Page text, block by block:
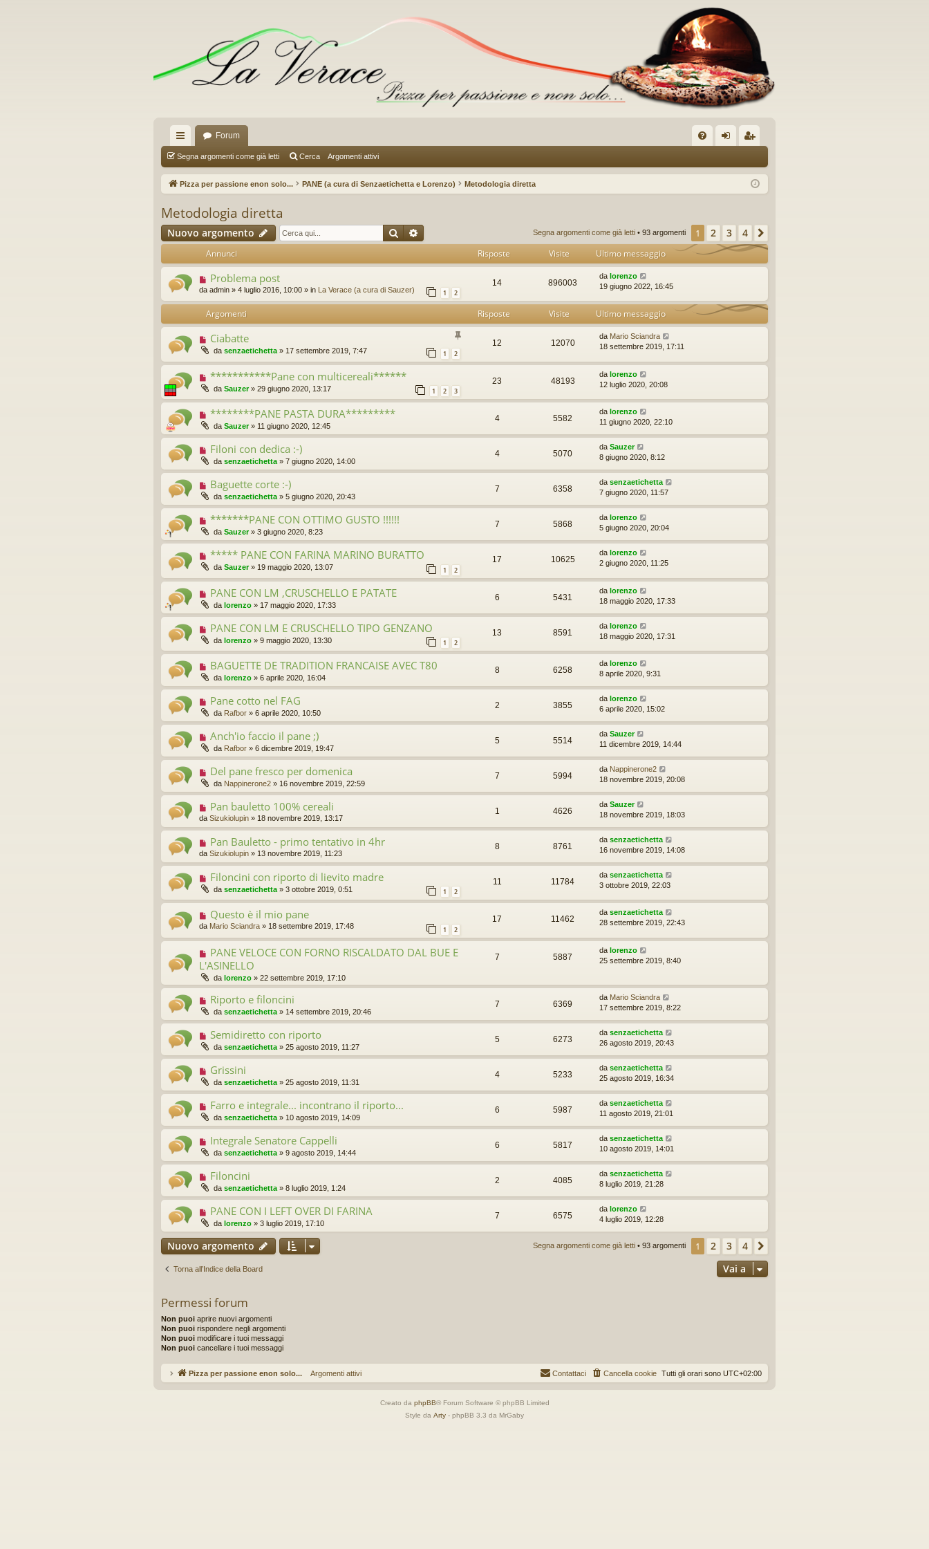
oll
eg
m
en
R
ap
idi
Forum
Q in riv
Segna argomenti come già letti Cerca Argomenti attivi
Pizza per passione enon solo... PANE (a cura di Senzaetichetta e Lorenzo) Metodologia diretta
Metodologia diretta
Nuovo argomento CercaRicerca avanzata Segna argomenti come già letti • 93 argomenti 1 2 3 4
Annunci Risposte Visite Ultimo messaggio
Problema post
da admin » 4 luglio 2016, 10:00 » in La Verace (a cura di Sauzer) 1 2
14 896003
da lorenzo
19 giugno 2022, 16:45
Argomenti Risposte Visite Ultimo messaggio
Ciabatte
da senzaetichetta» 17 settembre 2019, 7:47 1 2
12 12070
da Mario Sciandra
18 settembre 2019, 17:11
***********Pane con multicereali******
da Sauzer» 29 giugno 2020, 13:17 1 2 3
23 48193
da lorenzo
12 luglio 2020, 20:08
********PANE PASTA DURA*********
da Sauzer» 11 giugno 2020, 12:45
4 5582
da lorenzo
11 giugno 2020, 22:10
Filoni con dedica :-)
da senzaetichetta » 7 giugno 2020, 14:00
4 5070
da Sauzer
8 giugno 2020, 8:12
Baguette corte :-)
da senzaetichetta » 5 giugno 2020, 20:43
7 6358
da senzaetichetta
7 giugno 2020, 11:57
*******PANE CON OTTIMO GUSTO !!!!!!
da Sauzer» 3 giugno 2020, 8:23
7 5868
da lorenzo
5 giugno 2020, 20:04
***** PANE CON FARINA MARINO BURATTO
da Sauzer» 19 maggio 2020, 13:07 1 2
17 10625
da lorenzo
2 giugno 2020, 11:25
PANE CON LM ,CRUSCHELLO E PATATE
da lorenzo » 17 maggio 2020, 17:33
6 5431
da lorenzo
18 maggio 2020, 17:33
PANE CON LM E CRUSCHELLO TIPO GENZANO
da lorenzo » 9 maggio 2020, 13:30 1 2
13 8591
da lorenzo
18 maggio 2020, 17:31
BAGUETTE DE TRADITION FRANCAISE AVEC T80
da lorenzo » 6 aprile 2020, 16:04
8 6258
da lorenzo
8 aprile 2020, 9:31
Pane cotto nel FAG
da Rafbor » 6 aprile 2020, 10:50
2 3855
da lorenzo
6 aprile 2020, 15:02
Anch'io faccio il pane ;)
da Rafbor » 6 dicembre 2019, 19:47
5 5514
da Sauzer
11 dicembre 2019, 14:44
Del pane fresco per domenica
da Nappinerone2 » 16 novembre 2019, 22:59
7 5994
da Nappinerone2
18 novembre 2019, 20:08
Pan bauletto 100% cereali
da Sizukiolupin » 18 novembre 2019, 13:17
1 4626
da Sauzer
18 novembre 2019, 18:03
Pan Bauletto - primo tentativo in 4hr
da Sizukiolupin » 13 novembre 2019, 11:23
8 8761
da senzaetichetta
16 novembre 2019, 14:08
Filoncini con riporto di lievito madre
da senzaetichetta » 3 ottobre 2019, 0:51 1 2
11 11784
da senzaetichetta
3 ottobre 2019, 22:03
Questo è il mio pane
da Mario Sciandra » 18 settembre 2019, 17:48 1 2
17 11462
da senzaetichetta
28 settembre 2019, 22:43
PANE VELOCE CON FORNO RISCALDATO DAL BUE E
L'ASINELLO
da lorenzo » 22 settembre 2019, 17:10
7 5887
da lorenzo
25 settembre 2019, 8:40
Riporto e filoncini
da senzaetichetta » 14 settembre 2019, 20:46
7 6369
da Mario Sciandra
17 settembre 2019, 8:22
Semidiretto con riporto
da senzaetichetta » 25 agosto 2019, 11:27
5 6273
da senzaetichetta
26 agosto 2019, 20:43
Grissini
da senzaetichetta » 25 agosto 2019, 11:31
4 5233
da senzaetichetta
25 agosto 2019, 16:34
Farro e integrale... incontrano il riporto...
da senzaetichetta » 10 agosto 2019, 14:09
6 5987
da senzaetichetta
11 agosto 2019, 21:01
Integrale Senatore Cappelli
da senzaetichetta » 9 agosto 2019, 14:44
6 5817
da senzaetichetta
10 agosto 2019, 14:01
Filoncini
da senzaetichetta » 8 luglio 2019, 1:24
2 4085
da senzaetichetta
8 luglio 2019, 21:28
PANE CON I LEFT OVER DI FARINA
da lorenzo » 3 luglio 2019, 17:10
7 6575
da lorenzo
4 luglio 2019, 12:28
Nuovo argomento Segna argomenti come già letti • 93 argomenti 1 2 3 4
Torna all’Indice della Board Vai a
Permessi forum
Non puoi aprire nuovi argomenti
Non puoi rispondere negli argomenti
Non puoi modificare i tuoi messaggi
Non puoi cancellare i tuoi messaggi
Argomenti attivi
Pizza per passione enon solo... Tutti gli orari sono UTC+02:00
Cancella cookie
Contattaci
Creato da phpBB® Forum Software © phpBB Limited
Style da Arty - phpBB 3.3 da MrGaby